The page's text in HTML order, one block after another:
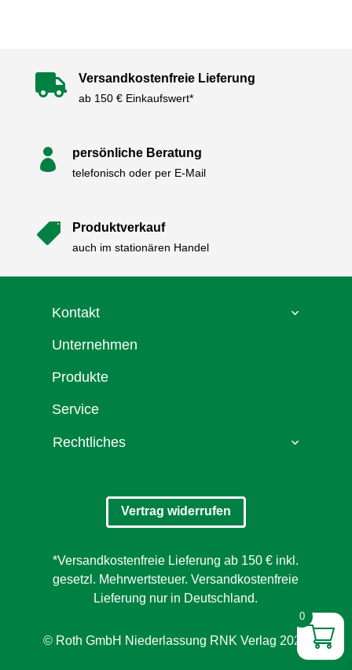
 Versandkostenfreie Lieferung
ab 150 € Einkaufswert*
 persönliche Beratung
telefonisch oder per E-Mail
 Produktverkauf
auch im stationären Handel
Kontakt
Unternehmen
Produkte
Service
Rechtliches
Vertrag widerrufen
*Versandkostenfreie Lieferung ab 150 € inkl.
gesetzl. Mehrwertsteuer. Versandkostenfreie
Lieferung nur in Deutschland.
© Roth GmbH Niederlassung RNK Verlag 2026
0